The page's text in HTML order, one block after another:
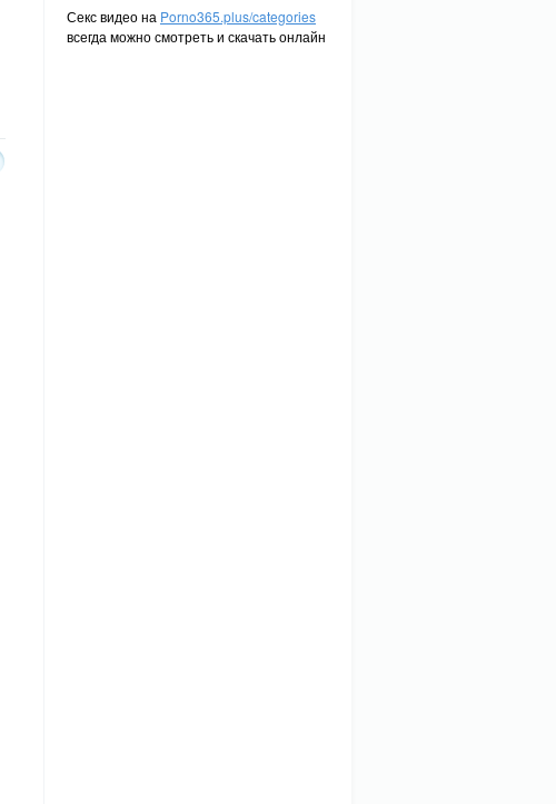
Секс видео на Porno365.plus/categories
всегда можно смотреть и скачать онлайн